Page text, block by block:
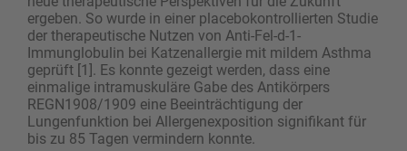
ergeben. So wurde in einer placebokontrollierten Studie
der therapeutische Nutzen von Anti-Fel-d-1-
Immunglobulin bei Katzenallergie mit mildem Asthma
geprüft [1]. Es konnte gezeigt werden, dass eine
einmalige intramuskuläre Gabe des Antikörpers
REGN1908/1909 eine Beeinträchtigung der
Lungenfunktion bei Allergenexposition signifikant für
bis zu 85 Tagen vermindern konnte.